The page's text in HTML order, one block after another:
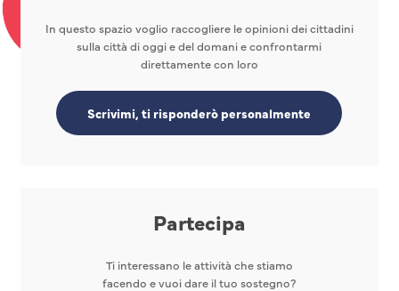
In questo spazio voglio raccogliere le opinioni dei cittadini
sulla città di oggi e del domani e confrontarmi
direttamente con loro
Scrivimi, ti risponderò personalmente
Partecipa
Ti interessano le attività che stiamo
facendo e vuoi dare il tuo sostegno?